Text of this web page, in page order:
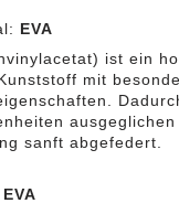
EVA
ist ein
mit
sanft abgefedert.
EVA